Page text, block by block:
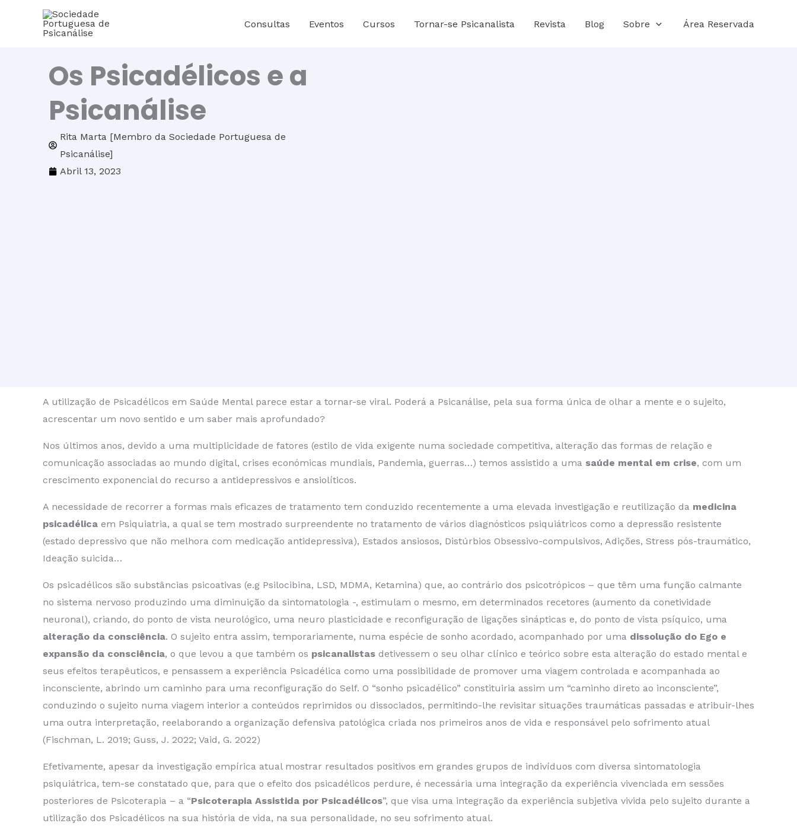
Consultas Eventos Cursos Tornar-se Psicanalista Revista Blog Sobre Área Reservada
Os Psicadélicos e a
Psicanálise
Rita Marta [Membro da Sociedade Portuguesa de
Psicanálise]
Abril 13, 2023
A utilização de Psicadélicos em Saúde Mental parece estar a tornar-se viral. Poderá a Psicanálise, pela sua forma única de olhar a mente e o sujeito,
acrescentar um novo sentido e um saber mais aprofundado?
Nos últimos anos, devido a uma multiplicidade de fatores (estilo de vida exigente numa sociedade competitiva, alteração das formas de relação e
comunicação associadas ao mundo digital, crises económicas mundiais, Pandemia, guerras…) temos assistido a uma saúde mental em crise, com um
crescimento exponencial do recurso a antidepressivos e ansiolíticos.
A necessidade de recorrer a formas mais eficazes de tratamento tem conduzido recentemente a uma elevada investigação e reutilização da medicina
psicadélica em Psiquiatria, a qual se tem mostrado surpreendente no tratamento de vários diagnósticos psiquiátricos como a depressão resistente
(estado depressivo que não melhora com medicação antidepressiva), Estados ansiosos, Distúrbios Obsessivo-compulsivos, Adições, Stress pós-traumático,
Ideação suicida…
Os psicadélicos são substâncias psicoativas (e.g Psilocibina, LSD, MDMA, Ketamina) que, ao contrário dos psicotrópicos – que têm uma função calmante
no sistema nervoso produzindo uma diminuição da sintomatologia -, estimulam o mesmo, em determinados recetores (aumento da conetividade
neuronal), criando, do ponto de vista neurológico, uma neuro plasticidade e reconfiguração de ligações sinápticas e, do ponto de vista psíquico, uma
alteração da consciência. O sujeito entra assim, temporariamente, numa espécie de sonho acordado, acompanhado por uma dissolução do Ego e
expansão da consciência, o que levou a que também os psicanalistas detivessem o seu olhar clínico e teórico sobre esta alteração do estado mental e
seus efeitos terapêuticos, e pensassem a experiência Psicadélica como uma possibilidade de promover uma viagem controlada e acompanhada ao
inconsciente, abrindo um caminho para uma reconfiguração do Self. O “sonho psicadélico” constituiria assim um “caminho direto ao inconsciente”,
conduzindo o sujeito numa viagem interior a conteúdos reprimidos ou dissociados, permitindo-lhe revisitar situações traumáticas passadas e atribuir-lhes
uma outra interpretação, reelaborando a organização defensiva patológica criada nos primeiros anos de vida e responsável pelo sofrimento atual
(Fischman, L. 2019; Guss, J. 2022; Vaid, G. 2022)
Efetivamente, apesar da investigação empírica atual mostrar resultados positivos em grandes grupos de indivíduos com diversa sintomatologia
psiquiátrica, tem-se constatado que, para que o efeito dos psicadélicos perdure, é necessária uma integração da experiência vivenciada em sessões
posteriores de Psicoterapia – a “Psicoterapia Assistida por Psicadélicos”, que visa uma integração da experiência subjetiva vivida pelo sujeito durante a
utilização dos Psicadélicos na sua história de vida, na sua personalidade, no seu sofrimento atual.